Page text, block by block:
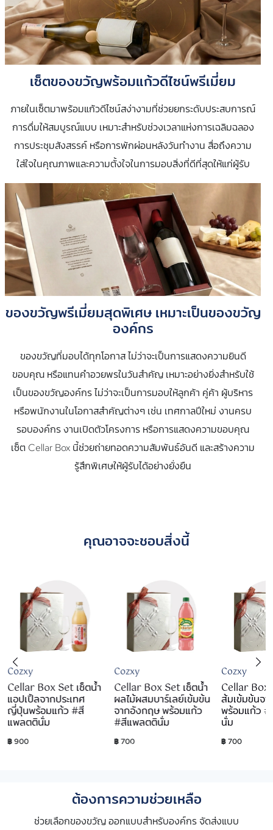
เซ็ตของขวัญพร้อมแก้วดีไซน์พรีเมี่ยม
ภายในเซ็ตมาพร้อมแก้วดีไซน์สง่างามที่ช่วยยกระดับประสบการณ์
การดื่มให้สมบูรณ์แบบ เหมาะสำหรับช่วงเวลาแห่งการเฉลิมฉลอง
การประชุมสังสรรค์ หรือการพักผ่อนหลังวันทำงาน สื่อถึงความ
ใส่ใจในคุณภาพและความตั้งใจในการมอบสิ่งที่ดีที่สุดให้แก่ผู้รับ
ของขวัญพรีเมี่ยมสุดพิเศษ เหมาะเป็นของขวัญ
องค์กร
ของขวัญที่มอบได้ทุกโอกาส ไม่ว่าจะเป็นการแสดงความยินดี
ขอบคุณ หรือแทนคำอวยพรในวันสำคัญ เหมาะอย่างยิ่งสำหรับใช้
เป็นของขวัญองค์กร ไม่ว่าจะเป็นการมอบให้ลูกค้า คู่ค้า ผู้บริหาร
หรือพนักงานในโอกาสสำคัญต่างๆ เช่น เทศกาลปีใหม่ งานครบ
รอบองค์กร งานเปิดตัวโครงการ หรือการแสดงความขอบคุณ
เซ็ต Cellar Box นี้ช่วยถ่ายทอดความสัมพันธ์อันดี และสร้างความ
รู้สึกพิเศษให้ผู้รับได้อย่างยั่งยืน
คุณอาจจะชอบสิ่งนี้
Cozxy
Cellar Box Set เซ็ตน้ำ
แอปเปิ้ลจากประเทศ
ญี่ปุ่นพร้อมแก้ว #สี
แพลตตินั่ม
฿ 900
Cozxy
Cellar Box Set เซ็ตน้ำ
ผลไม้ผสมบาร์เลย์เข้มข้น
จากอังกฤษ พร้อมแก้ว
#สีแพลตตินั่ม
฿ 700
Cozxy
Cellar Box
ส้มเข้มข้นจ
พร้อมแก้ว
นั่ม
฿ 700
ต้องการความช่วยเหลือ
ช่วยเลือกของขวัญ ออกแบบสำหรับองค์กร จัดส่งแบบ